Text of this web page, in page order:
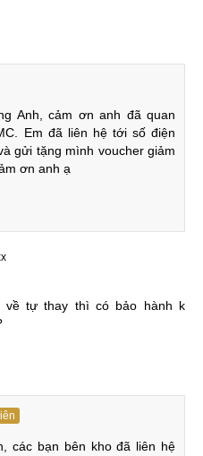
tại Hà Nội và TPHCM, Đà
viên có trên 10 năm kinh
hiện đại vì vậy các dịch vụ
lượng tốt và nhận được sự tin
khách hàng. Hơn nữa là
Samsung A5 tại Đà Nẵng.
thời gian chờ đợi bởi quy
luôn được tối ưu trong từng
chính hãng
các loại linh kiện được nhập
uy tín, zin mới100%để thay
Anh, cảm ơn anh đã quan
Em đã liên hệ tới số điện
gửi tặng mình voucher giảm
ơn anh ạ
về tự thay thì có bảo hành k
các bạn bên kho đã liên hệ